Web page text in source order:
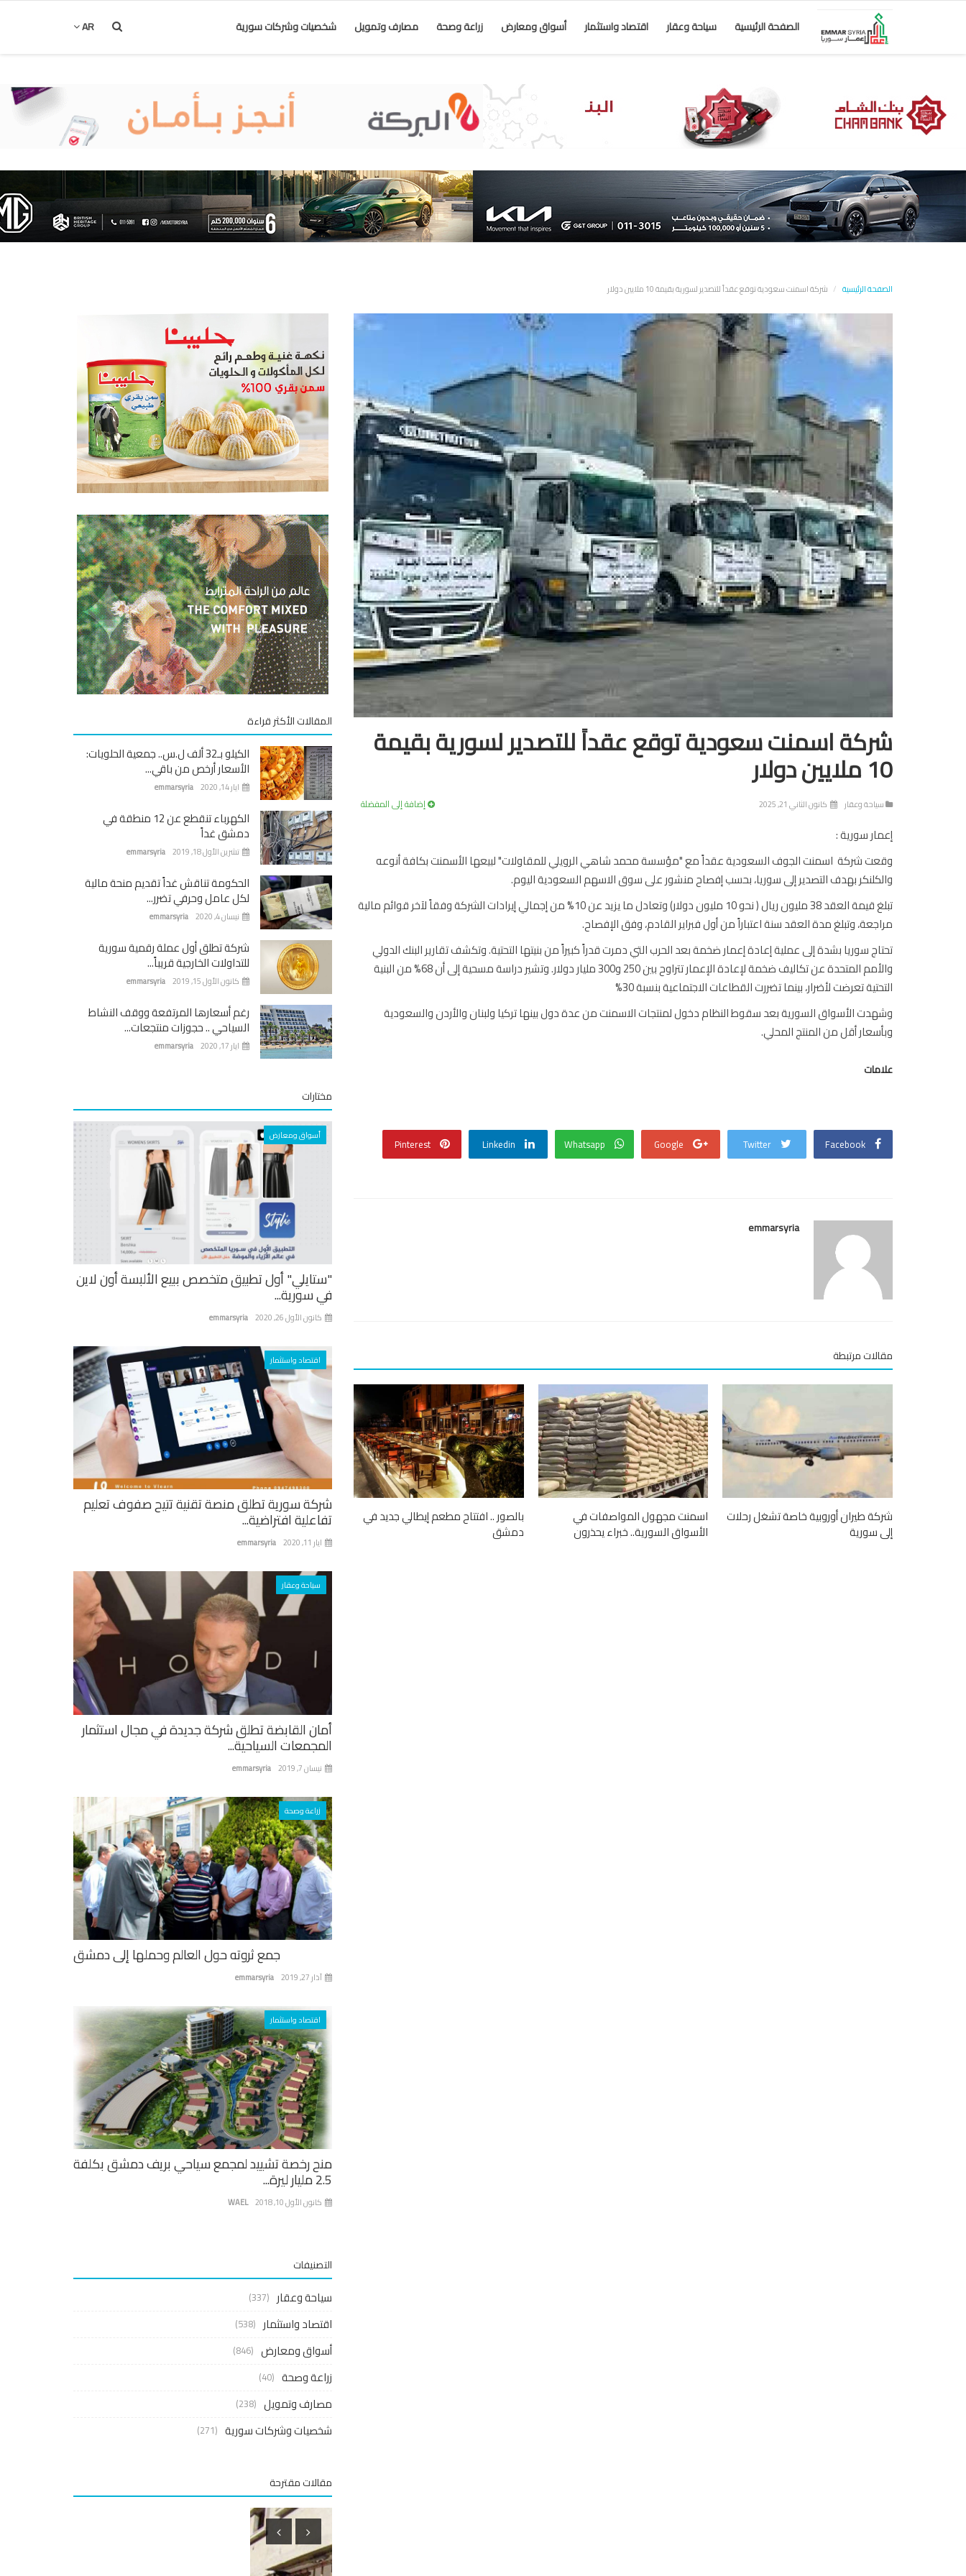
الصفحة الرئيسية سياحة وعقار اقتصاد واستثمار أسواق ومعارض زراعة وصحة مصارف وتمويل شخصيات وشركات سورية AR
الصفحة الرئيسية شركة اسمنت سعودية توقع عقداً للتصدير لسورية بقيمة 10 ملايين دولار
شركة اسمنت سعودية توقع عقداً للتصدير لسورية بقيمة
10 ملايين دولار
سياحة وعقار كانون الثاني 21, 2025 إضافة إلى المفضلة
إعمار سورية :
وقعت شركة اسمنت الجوف السعودية عقداً مع "مؤسسة محمد شاهي الرويلي للمقاولات" لبيعها الأسمنت بكافة أنوعه
والكلنكر بهدف التصدير إلى سوريا، بحسب إفصاح منشور على سوق الاسهم السعودية اليوم.
تبلغ قيمة العقد 38 مليون ريال ( نحو 10 مليون دولار) وتعادل ما يزيد عن 10% من إجمالي إيرادات الشركة وفقاً لآخر قوائم مالية
مراجعة، وتبلغ مدة العقد سنة اعتباراً من أول فبراير القادم، وفق الإفصاح.
تحتاج سوريا بشدة إلى عملية إعادة إعمار ضخمة بعد الحرب التي دمرت قدراً كبيراً من بنيتها التحتية. وتكشف تقارير البنك الدولي
والأمم المتحدة عن تكاليف ضخمة لإعادة الإعمار تتراوح بين 250 و300 مليار دولار. وتشير دراسة مسحية إلى أن 68% من البنية
التحتية تعرضت لأضرار، بينما تضررت القطاعات الاجتماعية بنسبة 30%
وشهدت الأسواق السورية بعد سقوط النظام دخول لمنتجات الاسمنت من عدة دول بينها تركيا ولبنان والأردن والسعودية
وبأسعار أقل من المنتج المحلي.
علامات
Facebook
Twitter
Google
Whatsapp
Linkedin
Pinterest
emmarsyria
مقالات مرتبطة
شركة طيران أوروبية خاصة تشغل رحلات
إلى سورية
اسمنت مجهول المواصفات في
الأسواق السورية.. خبراء يحذرون
بالصور .. افتتاح مطعم إيطالي جديد في
دمشق
المقالات الأكثر قراءة
الكيلو بـ32 ألف ل.س.. جمعية الحلويات:
الأسعار أرخص من باقي...
emmarsyria ايار 14, 2020
الكهرباء تنقطع عن 12 منطقة في
دمشق غداً
emmarsyria تشرين الأول 18, 2019
الحكومة تناقش غداً تقديم منحة مالية
لكل عامل وحرفي تضرر...
emmarsyria نيسان 4, 2020
شركة تطلق أول عملة رقمية سورية
للتداولات الخارجية قريباً...
emmarsyria كانون الأول 15, 2019
رغم أسعارها المرتفعة ووقف النشاط
السياحي .. حجوزات منتجعات...
emmarsyria ايار 17, 2020
مختارات
أسواق ومعارض
"ستايلي" أول تطبيق متخصص ببيع الألبسة أون لاين
في سورية...
emmarsyria كانون الأول 26, 2020
اقتصاد واستثمار
شركة سورية تطلق منصة تقنية تتيح صفوف تعليم
تفاعلية افتراضية...
emmarsyria ايار 11, 2020
سياحة وعقار
أمان القابضة تطلق شركة جديدة في مجال استثمار
المجمعات السياحية...
emmarsyria نيسان 7, 2019
زراعة وصحة
جمع ثروته حول العالم وحملها إلى دمشق
emmarsyria آذار 27, 2019
اقتصاد واستثمار
منح رخصة تشييد لمجمع سياحي بريف دمشق بكلفة
2.5 مليار ليرة...
WAEL كانون الأول 10, 2018
التصنيفات
سياحة وعقار (337)
اقتصاد واستثمار (538)
أسواق ومعارض (846)
زراعة وصحة (40)
مصارف وتمويل (238)
شخصيات وشركات سورية (271)
مقالات مقترحة